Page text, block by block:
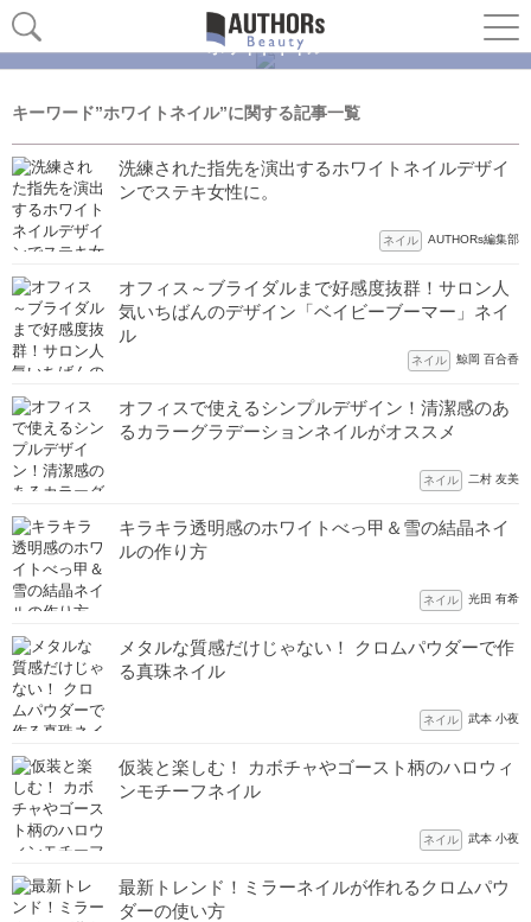
ホワイトネイル
キーワード”ホワイトネイル”に関する記事一覧
洗練された指先を演出するホワイトネイルデザイ
ンでステキ女性に。
ネイル AUTHORs編集部
オフィス～ブライダルまで好感度抜群！サロン人
気いちばんのデザイン「ベイビーブーマー」ネイ
ル
ネイル 鯨岡 百合香
オフィスで使えるシンプルデザイン！清潔感のあ
るカラーグラデーションネイルがオススメ
ネイル 二村 友美
キラキラ透明感のホワイトべっ甲＆雪の結晶ネイ
ルの作り方
ネイル 光田 有希
メタルな質感だけじゃない！ クロムパウダーで作
る真珠ネイル
ネイル 武本 小夜
仮装と楽しむ！ カボチャやゴースト柄のハロウィ
ンモチーフネイル
ネイル 武本 小夜
最新トレンド！ミラーネイルが作れるクロムパウ
ダーの使い方